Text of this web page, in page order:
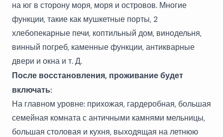
на юг в сторону моря, моря и островов. Многие
функции, такие как мушкетные порты, 2
хлебопекарные печи, коптильный дом, винодельня,
винный погреб, каменные функции, антикварные
двери и окна и т. Д.
После восстановления, проживание будет
включать:
На главном уровне: прихожая, гардеробная, большая
семейная комната с античными камнями мельницы,
большая столовая и кухня, выходящая на летнюю